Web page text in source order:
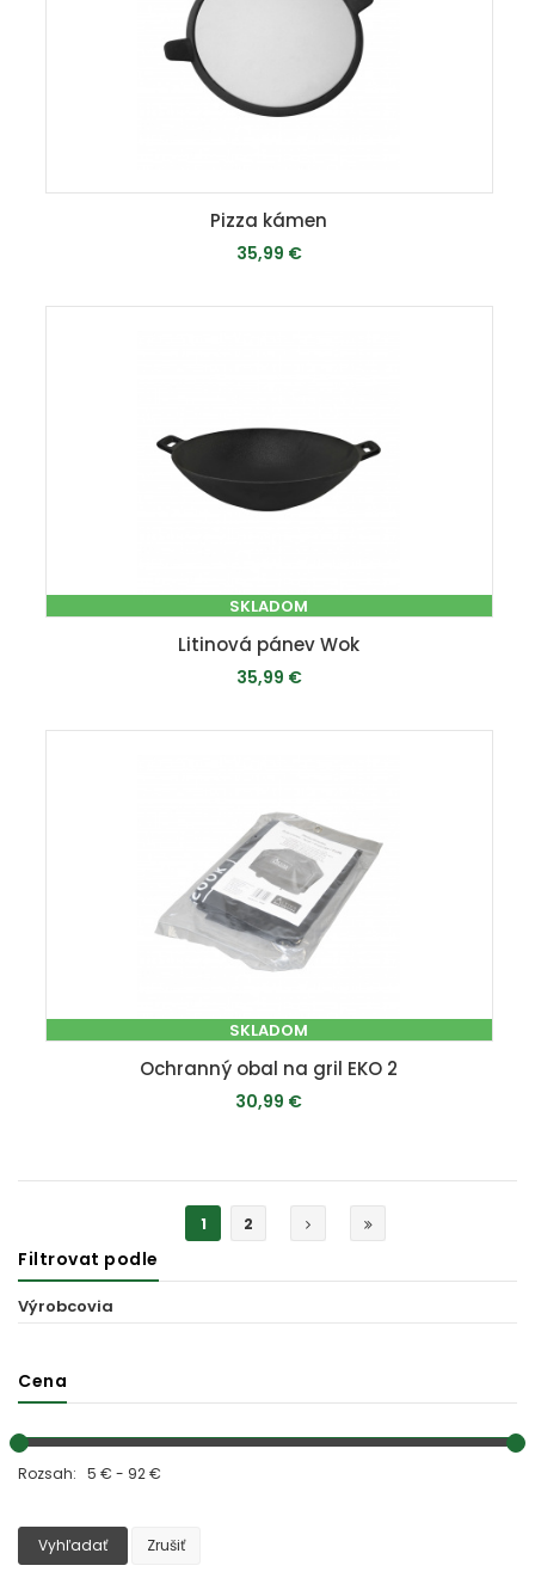
Pizza kámen
35,99 €
SKLADOM
Litinová pánev Wok
35,99 €
SKLADOM
Ochranný obal na gril EKO 2
30,99 €
1 2
Filtrovat podle
Výrobcovia
Cena
Rozsah: 5 € - 92 €
Vyhľadať Zrušiť